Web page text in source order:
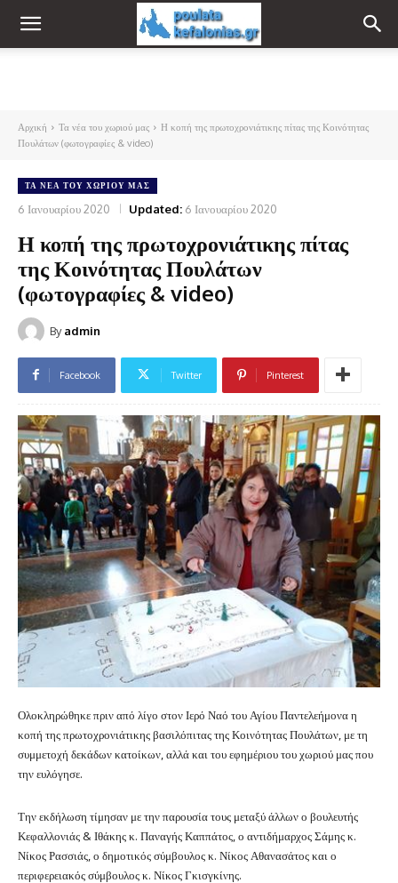
Αρχική Τα νέα του χωριού μας
Η κοπή της πρωτοχρονιάτικης πίτας της Κοινότητας
Πουλάτων (φωτογραφίες & video)
ΤΑ ΝΈΑ ΤΟΥ ΧΩΡΙΟΎ ΜΑΣ
6 Ιανουαρίου 2020 Updated: 6 Ιανουαρίου 2020
Η κοπή της πρωτοχρονιάτικης πίτας
της Κοινότητας Πουλάτων
(φωτογραφίες & video)
By admin
Facebook Twitter Pinterest
Ολοκληρώθηκε πριν από λίγο στον Ιερό Ναό του Αγίου Παντελεήμονα η
κοπή της πρωτοχρονιάτικης βασιλόπιτας της Κοινότητας Πουλάτων, με τη
συμμετοχή δεκάδων κατοίκων, αλλά και του εφημέριου του χωριού μας που
την ευλόγησε.
Την εκδήλωση τίμησαν με την παρουσία τους μεταξύ άλλων ο βουλευτής
Κεφαλλονιάς & Ιθάκης κ. Παναγής Καππάτος, ο αντιδήμαρχος Σάμης κ.
Νίκος Ρασσιάς, ο δημοτικός σύμβουλος κ. Νίκος Αθανασάτος και ο
περιφερειακός σύμβουλος κ. Νίκος Γκισγκίνης.